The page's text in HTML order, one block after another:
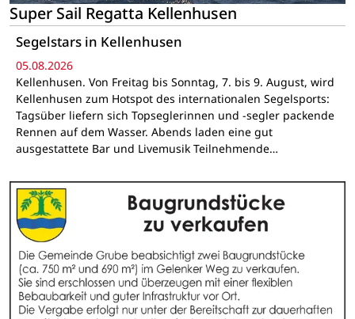
Super Sail Regatta Kellenhusen
Segelstars in Kellenhusen
05.08.2026
Kellenhusen. Von Freitag bis Sonntag, 7. bis 9. August, wird
Kellenhusen zum Hotspot des internationalen Segelsports:
Tagsüber liefern sich Topseglerinnen und -segler packende
Rennen auf dem Wasser. Abends laden eine gut
ausgestattete Bar und Livemusik Teilnehmende…